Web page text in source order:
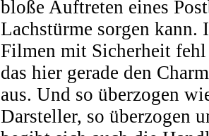
bloße Auftreten eines
Lachstürme sorgen kann.
Filmen mit Sicherheit fehl
das hier gerade den
aus. Und so überzogen
Darsteller, so überzogen